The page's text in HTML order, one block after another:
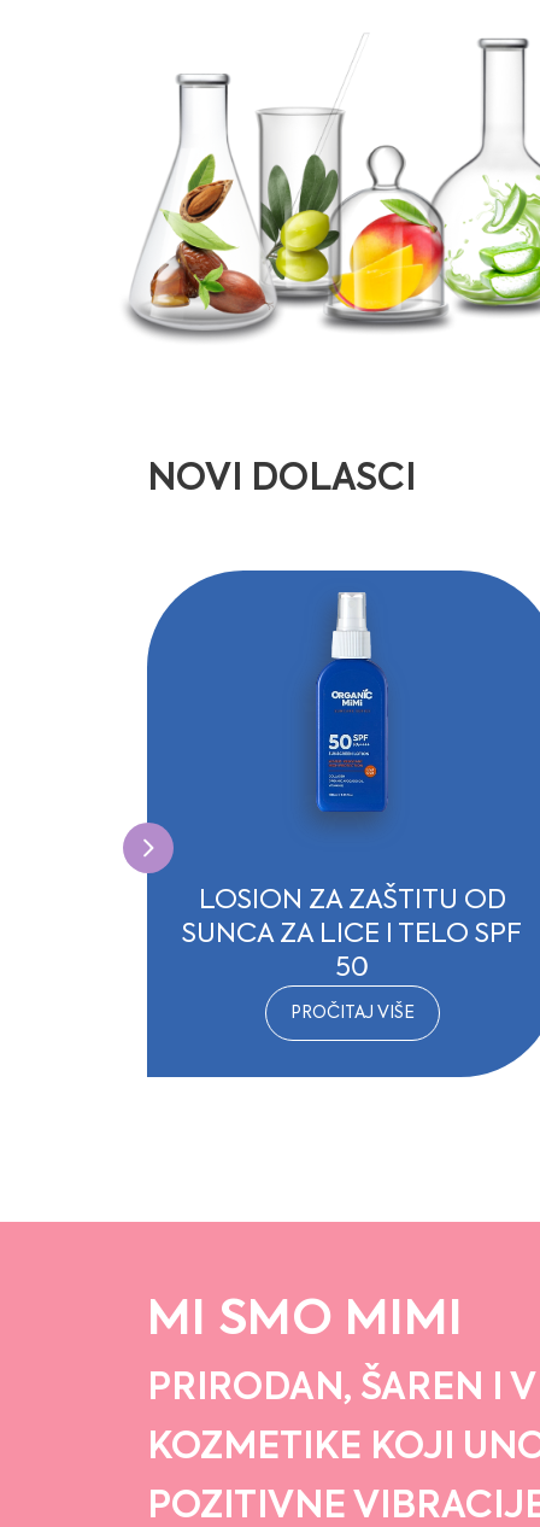
NOVI DOLASCI
LOSION ZA ZAŠTITU OD
SUNCA ZA LICE I TELO SPF
50
PROČITAJ VIŠE
MI SMO MIMI
PRIRODAN, ŠAREN I
KOZMETIKE KOJI
POZITIVNE